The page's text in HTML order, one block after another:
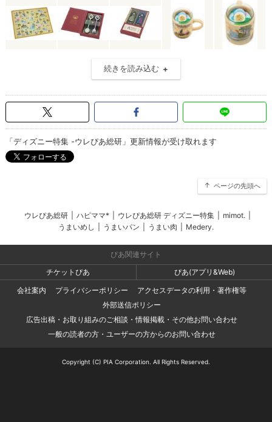
続きを読み込む
「ディズニー特集 -ウレぴあ総研」更新情報が受け取れます
ページの先頭へ
ウレぴあ総研 ハピママ* ウレぴあ総研 ディズニー特集 mimot.
うまいめし
うまいパン うまい肉 Medery.
ぴあ関連サイト
チケットぴあ
ぴあ(アプリ&Web)
会社案内
プライバシーポリシー
アクセスデータの利用・著作権等
外部送信ポリシー
広告出稿・お取り組みのご相談・情報掲載・その他お問い合わせ
一般の読者の方・ユーザーの方からのお問い合わせ
Copyright (C) PIA Corporation. All Rights Reserved.